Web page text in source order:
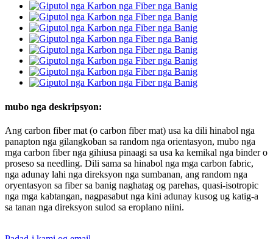
mubo nga deskripsyon:
Ang carbon fiber mat (o carbon fiber mat) usa ka dili hinabol nga
panapton nga gilangkoban sa random nga orientasyon, mubo nga
mga carbon fiber nga gihiusa pinaagi sa usa ka kemikal nga binder o
proseso sa needling. Dili sama sa hinabol nga mga carbon fabric,
nga adunay lahi nga direksyon nga sumbanan, ang random nga
oryentasyon sa fiber sa banig naghatag og parehas, quasi-isotropic
nga mga kabtangan, nagpasabut nga kini adunay kusog ug katig-a
sa tanan nga direksyon sulod sa eroplano niini.